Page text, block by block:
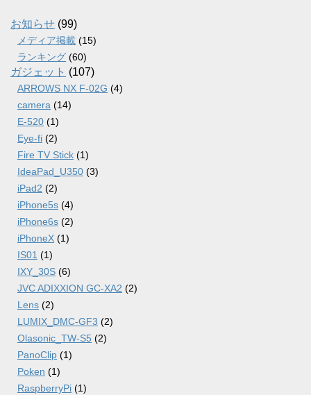
ブ
お知らせ (99)
メディア掲載 (15)
ランキング (60)
ガジェット (107)
ARROWS NX F-02G (4)
camera (14)
E-520 (1)
Eye-fi (2)
Fire TV Stick (1)
IdeaPad_U350 (3)
iPad2 (2)
iPhone5s (4)
iPhone6s (2)
iPhoneX (1)
IS01 (1)
IXY_30S (6)
JVC ADIXXION GC-XA2 (2)
Lens (2)
LUMIX_DMC-GF3 (2)
Olasonic_TW-S5 (2)
PanoClip (1)
Poken (1)
RaspberryPi (1)